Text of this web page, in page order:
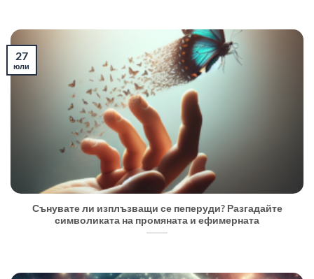
Сънувате ли изплъзващи се пеперуди? Разгадайте
символиката на промяната и ефимерната
27
юли